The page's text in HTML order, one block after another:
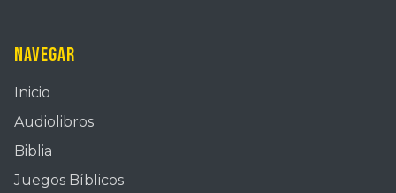
Navegar
Inicio
Audiolibros
Biblia
Juegos Bíblicos